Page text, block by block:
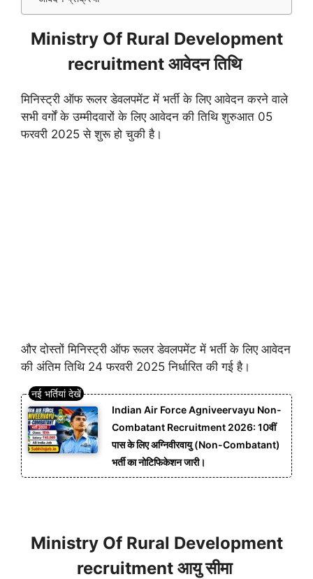
Ministry Of Rural Development
recruitment आवेदन तिथि
मिनिस्ट्री ऑफ रूलर डेवलपमेंट में भर्ती के लिए आवेदन करने वाले
सभी वर्गों के उम्मीदवारों के लिए आवेदन की तिथि शुरुआत 05
फरवरी 2025 से शुरू हो चुकी है।
और दोस्तों मिनिस्ट्री ऑफ रूलर डेवलपमेंट में भर्ती के लिए आवेदन
की अंतिम तिथि 24 फरवरी 2025 निर्धारित की गई है।
Indian Air Force Agniveervayu Non-
Combatant Recruitment 2026: 10वीं
पास के लिए अग्निवीरवायु (Non-Combatant)
भर्ती का नोटिफिकेशन जारी।
Ministry Of Rural Development
recruitment आयु सीमा